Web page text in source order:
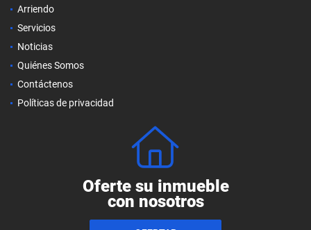
Arriendo
Servicios
Noticias
Quiénes Somos
Contáctenos
Políticas de privacidad
Oferte su inmueble
con nosotros